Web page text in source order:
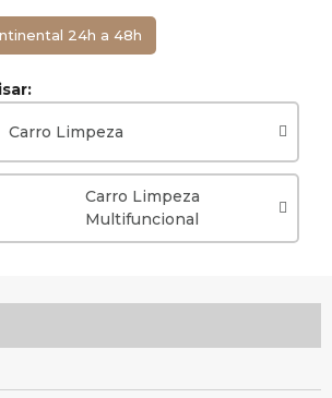
24h a 48h
Carro Limpeza
Carro Limpeza
Multifuncional